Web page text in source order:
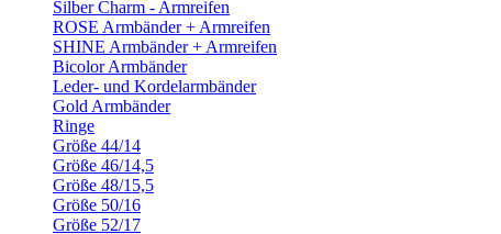
Silber Charm - Armreifen
ROSE Armbänder + Armreifen
SHINE Armbänder + Armreifen
Bicolor Armbänder
Leder- und Kordelarmbänder
Gold Armbänder
Ringe
Größe 44/14
Größe 46/14,5
Größe 48/15,5
Größe 50/16
Größe 52/17